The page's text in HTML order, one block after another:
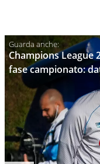
Champions League
fase campionato: